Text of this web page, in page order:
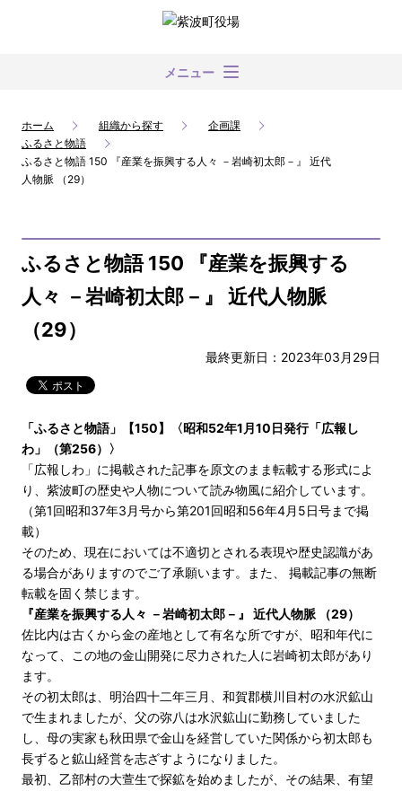
メニュー
ホーム 組織から探す
企画課
ふるさと物語
ふるさと物語 150 『産業を振興する人々 －岩崎初太郎－』 近代
人物脈 （29）
ふるさと物語 150 『産業を振興する
人々 －岩崎初太郎－』 近代人物脈
（29）
最終更新日：2023年03月29日
「ふるさと物語」【150】〈昭和52年1月10日発行「広報し
わ」（第256）〉
「広報しわ」に掲載された記事を原文のまま転載する形式によ
り、紫波町の歴史や人物について読み物風に紹介しています。
（第1回昭和37年3月号から第201回昭和56年4月5日号まで掲
載）
そのため、現在においては不適切とされる表現や歴史認識があ
る場合がありますのでご了承願います。また、 掲載記事の無断
転載を固く禁じます。
『産業を振興する人々 －岩崎初太郎－』 近代人物脈 （29）
佐比内は古くから金の産地として有名な所ですが、昭和年代に
なって、この地の金山開発に尽力された人に岩崎初太郎があり
ます。
その初太郎は、明治四十二年三月、和賀郡横川目村の水沢鉱山
で生まれましたが、父の弥八は水沢鉱山に勤務していました
し、母の実家も秋田県で金山を経営していた関係から初太郎も
長ずると鉱山経営を志ざすようになりました。
最初、乙部村の大萱生で探鉱を始めましたが、その結果、有望